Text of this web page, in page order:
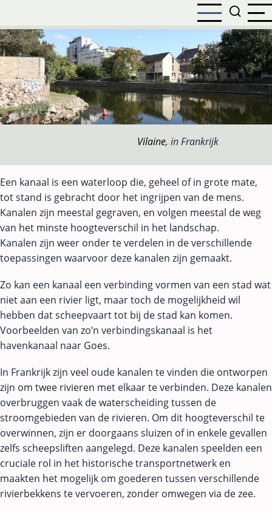
naar
de
inhoud
gaan
Vilaine, in Frankrijk
Een kanaal is een waterloop die, geheel of in grote mate,
tot stand is gebracht door het ingrijpen van de mens.
Kanalen zijn meestal gegraven, en volgen meestal de weg
van het minste hoogteverschil in het landschap.
Kanalen zijn weer onder te verdelen in de verschillende
toepassingen waarvoor deze kanalen zijn gemaakt.
Zo kan een kanaal een verbinding vormen van een stad wat
niet aan een rivier ligt, maar toch de mogelijkheid wil
hebben dat scheepvaart tot bij de stad kan komen.
Voorbeelden van zo’n verbindingskanaal is het
havenkanaal naar Goes.
In Frankrijk zijn veel oude kanalen te vinden die ontworpen
zijn om twee rivieren met elkaar te verbinden. Deze kanalen
overbruggen vaak de waterscheiding tussen de
stroomgebieden van de rivieren. Om dit hoogteverschil te
overwinnen, zijn er doorgaans sluizen of in enkele gevallen
zelfs scheepsliften aangelegd. Deze kanalen speelden een
cruciale rol in het historische transportnetwerk en
maakten het mogelijk om goederen tussen verschillende
rivierbekkens te vervoeren, zonder omwegen via de zee.